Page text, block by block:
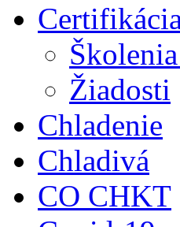
Žiadosti
Chladenie
Chladivá
CO CHKT